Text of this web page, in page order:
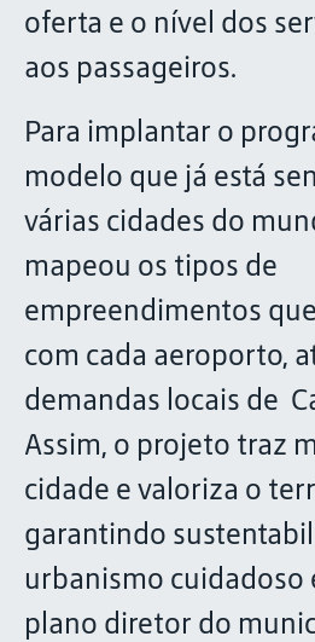
oferta e o nível dos
aos passageiros.
Para implantar o
modelo que já está
várias cidades do
mapeou os tipos de
empreendimentos
com cada aeroporto,
demandas locais de
Assim, o projeto traz
cidade e valoriza o
garantindo
urbanismo cuidadoso
plano diretor do